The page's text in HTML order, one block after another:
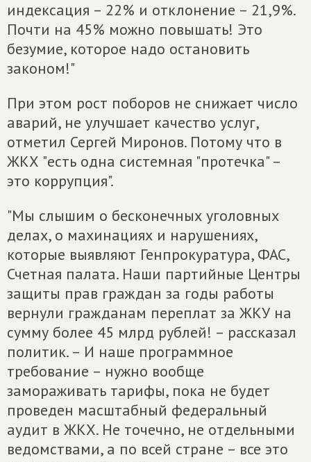
индексация – 22% и отклонение – 21,9%.
Почти на 45% можно повышать! Это
безумие, которое надо остановить
законом!"
При этом рост поборов не снижает число
аварий, не улучшает качество услуг,
отметил Сергей Миронов. Потому что в
ЖКХ "есть одна системная "протечка" –
это коррупция".
"Мы слышим о бесконечных уголовных
делах, о махинациях и нарушениях,
которые выявляют Генпрокуратура, ФАС,
Счетная палата. Наши партийные Центры
защиты прав граждан за годы работы
вернули гражданам переплат за ЖКУ на
сумму более 45 млрд рублей! – рассказал
политик. – И наше программное
требование – нужно вообще
замораживать тарифы, пока не будет
проведен масштабный федеральный
аудит в ЖКХ. Не точечно, не отдельными
ведомствами, а по всей стране – все это